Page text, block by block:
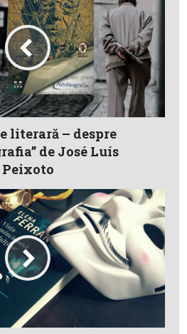
literară – despre
de José Luís
Peixoto